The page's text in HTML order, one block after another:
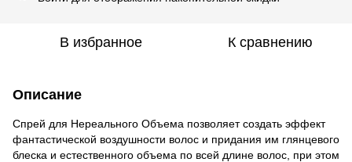
В избранное К сравнению
Описание
Спрей для Нереального Объема позволяет создать эффект
фантастической воздушности волос и придания им глянцевого
блеска и естественного объема по всей длине волос, при этом